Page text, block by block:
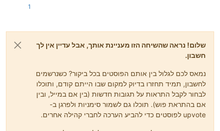
1
שלום! נראה שהשיחה הזו מעניינת אותך, אבל עדיין אין לך
חשבון.
נמאס לכם לגלול בין אותם הפוסטים בכל ביקור? כשנרשמים
לחשבון, תמיד תחזרו בדיוק למקום שבו הייתם קודם, ותוכלו
לבחור לקבל התראות על תגובות חדשות (בין אם במייל, ובין
אם בהתראת פוש). תוכלו גם לשמור סימניות ולפרגן ב-
upvote לפוסטים כדי להביע הערכה לחברי קהילה אחרים.